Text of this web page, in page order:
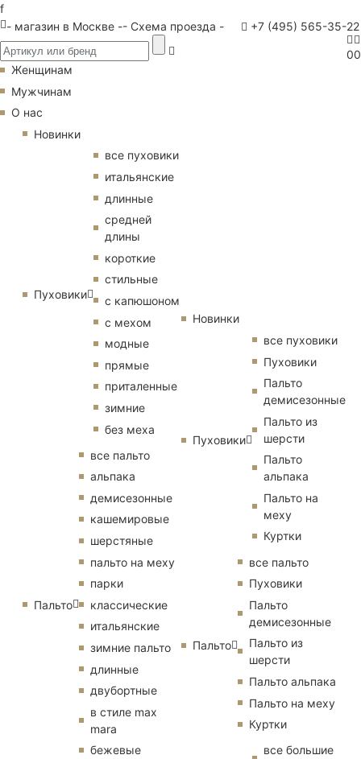
f
- магазин в Москве -- Схема проезда - +7 (495) 565-35-22
00
Женщинам
Мужчинам
О нас
Новинки
Пуховики
все пуховики
итальянские
длинные
средней
длины
короткие
стильные
с капюшоном
с мехом
модные
прямые
приталенные
зимние
без меха
Пальто
все пальто
альпака
демисезонные
кашемировые
шерстяные
пальто на меху
парки
классические
итальянские
зимние пальто
длинные
двубортные
в стиле max
mara
бежевые
Новинки
Пуховики
все пуховики
Пуховики
Пальто
демисезонные
Пальто из
шерсти
Пальто
альпака
Пальто на
меху
Куртки
Пальто
все пальто
Пуховики
Пальто
демисезонные
Пальто из
шерсти
Пальто альпака
Пальто на меху
Куртки
все большие